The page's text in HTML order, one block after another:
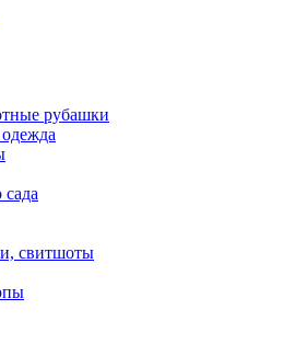
рубашки
свитшоты